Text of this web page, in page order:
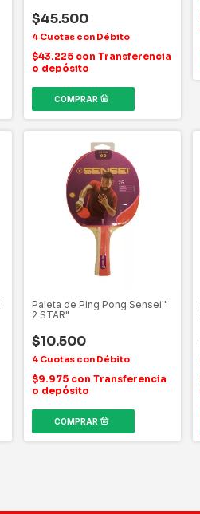
$45.500
$43.225 con Transferencia
o depósito
Paleta de Ping Pong Sensei "
2 STAR"
$10.500
$9.975 con Transferencia
o depósito